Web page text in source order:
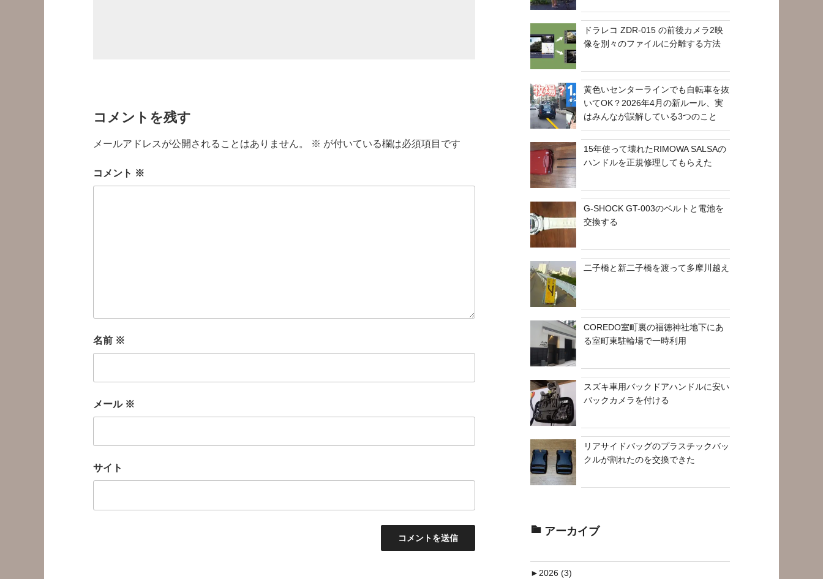
コメントを残す
メールアドレスが公開されることはありません。 ※ が付いている欄は必須項目です
コメント ※
名前 ※
メール ※
サイト
ドラレコ ZDR-015 の前後カメラ2映
像を別々のファイルに分離する方法
黄色いセンターラインでも自転車を抜
いてOK？2026年4月の新ルール、実
はみんなが誤解している3つのこと
15年使って壊れたRIMOWA SALSAの
ハンドルを正規修理してもらえた
G-SHOCK GT-003のベルトと電池を
交換する
二子橋と新二子橋を渡って多摩川越え
COREDO室町裏の福徳神社地下にあ
る室町東駐輪場で一時利用
スズキ車用バックドアハンドルに安い
バックカメラを付ける
リアサイドバッグのプラスチックバッ
クルが割れたのを交換できた
アーカイブ
►2026 (3)